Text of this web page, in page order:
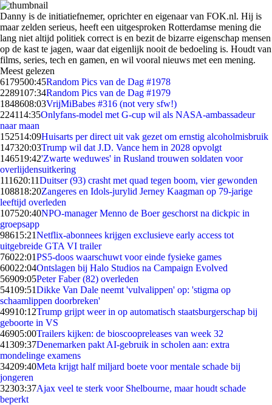
Danny is de initiatiefnemer, oprichter en eigenaar van FOK.nl. Hij is
maar zelden serieus, heeft een uitgesproken Rotterdamse mening die
lang niet altijd politiek correct is en bezit de bizarre eigenschap mensen
op de kast te jagen, waar dat eigenlijk nooit de bedoeling is. Houdt van
films, series, tech en gamen, en wil vooral nieuws met een mening.
Meest gelezen
6179500:45Random Pics van de Dag #1978
2289107:34Random Pics van de Dag #1979
1848608:03VrijMiBabes #316 (not very sfw!)
224114:35Onlyfans-model met G-cup wil als NASA-ambassadeur
naar maan
152514:09Huisarts per direct uit vak gezet om ernstig alcoholmisbruik
147320:03Trump wil dat J.D. Vance hem in 2028 opvolgt
146519:42'Zwarte weduwes' in Rusland trouwen soldaten voor
overlijdensuitkering
111620:11Duitser (93) crasht met quad tegen boom, vier gewonden
108818:20Zangeres en Idols-jurylid Jerney Kaagman op 79-jarige
leeftijd overleden
107520:40NPO-manager Menno de Boer geschorst na dickpic in
groepsapp
98615:21Netflix-abonnees krijgen exclusieve early access tot
uitgebreide GTA VI trailer
76022:01PS5-doos waarschuwt voor einde fysieke games
60022:04Ontslagen bij Halo Studios na Campaign Evolved
56909:05Peter Faber (82) overleden
54109:51Dikke Van Dale neemt 'vulvalippen' op: 'stigma op
schaamlippen doorbreken'
49910:12Trump grijpt weer in op automatisch staatsburgerschap bij
geboorte in VS
46905:00Trailers kijken: de bioscoopreleases van week 32
41309:37Denemarken pakt AI-gebruik in scholen aan: extra
mondelinge examens
34209:40Meta krijgt half miljard boete voor mentale schade bij
jongeren
32303:37Ajax veel te sterk voor Shelbourne, maar houdt schade
beperkt